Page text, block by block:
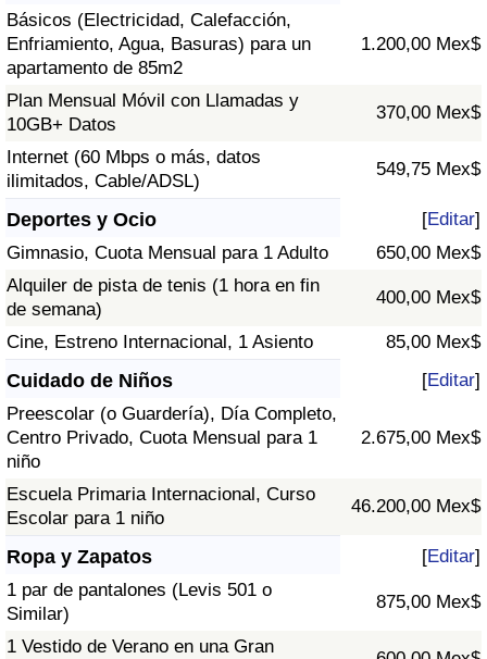
Básicos (Electricidad, Calefacción,
Enfriamiento, Agua, Basuras) para un
apartamento de 85m2
1.200,00 Mex$
Plan Mensual Móvil con Llamadas y
10GB+ Datos
370,00 Mex$
Internet (60 Mbps o más, datos
ilimitados, Cable/ADSL)
549,75 Mex$
Deportes y Ocio [Editar]
Gimnasio, Cuota Mensual para 1 Adulto
650,00 Mex$
Alquiler de pista de tenis (1 hora en fin
de semana)
400,00 Mex$
Cine, Estreno Internacional, 1 Asiento 85,00 Mex$
Cuidado de Niños [Editar]
Preescolar (o Guardería), Día Completo,
Centro Privado, Cuota Mensual para 1
niño
2.675,00 Mex$
Escuela Primaria Internacional, Curso
Escolar para 1 niño
46.200,00 Mex$
Ropa y Zapatos [Editar]
1 par de pantalones (Levis 501 o
Similar)
875,00 Mex$
1 Vestido de Verano en una Gran